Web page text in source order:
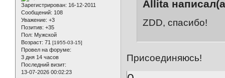
Зарегистрирован: 16-12-2011
Сообщений: 108
Уважение: +3
Позитив: +35
Пол: Мужской
Возраст: 71 [1955-03-15]
Провел на форуме:
3 дня 14 часов
Последний визит:
13-07-2026 00:02:23
Allita
ZDD, спасибо!
Присоединяюсь!